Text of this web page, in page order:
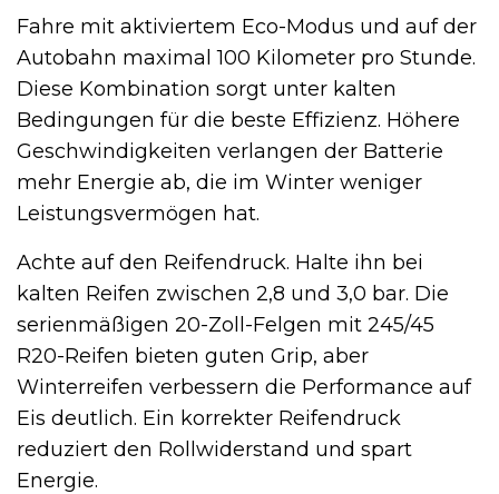
Fahre mit aktiviertem Eco-Modus und auf der
Autobahn maximal 100 Kilometer pro Stunde.
Diese Kombination sorgt unter kalten
Bedingungen für die beste Effizienz. Höhere
Geschwindigkeiten verlangen der Batterie
mehr Energie ab, die im Winter weniger
Leistungsvermögen hat.
Achte auf den Reifendruck. Halte ihn bei
kalten Reifen zwischen 2,8 und 3,0 bar. Die
serienmäßigen 20-Zoll-Felgen mit 245/45
R20-Reifen bieten guten Grip, aber
Winterreifen verbessern die Performance auf
Eis deutlich. Ein korrekter Reifendruck
reduziert den Rollwiderstand und spart
Energie.